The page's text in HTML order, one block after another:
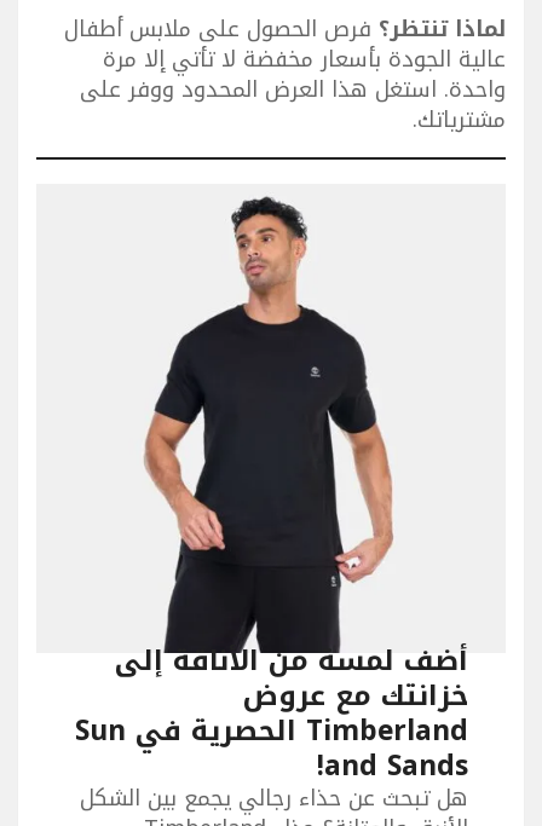
لماذا تنتظر؟ فرص الحصول على ملابس أطفال
عالية الجودة بأسعار مخفضة لا تأتي إلا مرة
واحدة. استغل هذا العرض المحدود ووفر على
مشترياتك.
أضف لمسة من الأناقة إلى
خزانتك مع عروض
Timberland الحصرية في Sun
and Sands!
هل تبحث عن حذاء رجالي يجمع بين الشكل